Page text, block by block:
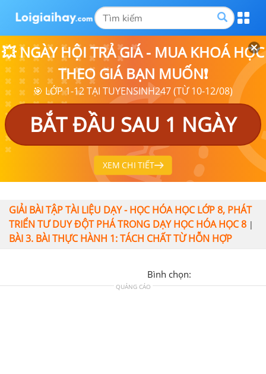
💥 NGÀY HỘI TRẢ GIÁ - MUA KHOÁ HỌC
THEO GIÁ BẠN MUỐN❗
🎯 LỚP 1-12 TẠI TUYENSINH247 (TỪ 10-12/08)
BẮT ĐẦU SAU 1 NGÀY
XEM CHI TIẾT
GIẢI BÀI TẬP TÀI LIỆU DẠY - HỌC HÓA HỌC LỚP 8, PHÁT
TRIỂN TƯ DUY ĐỘT PHÁ TRONG DẠY HỌC HÓA HỌC 8 |
BÀI 3. BÀI THỰC HÀNH 1: TÁCH CHẤT TỪ HỖN HỢP
Bình chọn:
QUẢNG CÁO